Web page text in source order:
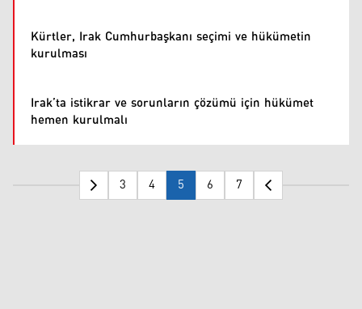
Kürtler, Irak Cumhurbaşkanı seçimi ve hükümetin
kurulması
Irak’ta istikrar ve sorunların çözümü için hükümet
hemen kurulmalı
3 4 5 6 7